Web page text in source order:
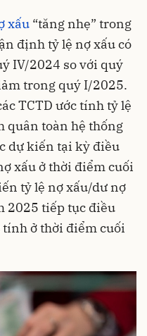
xấu “tăng nhẹ” trong
định tỷ lệ nợ xấu có
IV/2024 so với quý
trong quý I/2025.
TCTD ước tính tỷ lệ
quân toàn hệ thống
dự kiến tại kỳ điều
xấu ở thời điểm cuối
tỷ lệ nợ xấu/dư nợ
2025 tiếp tục điều
ở thời điểm cuối